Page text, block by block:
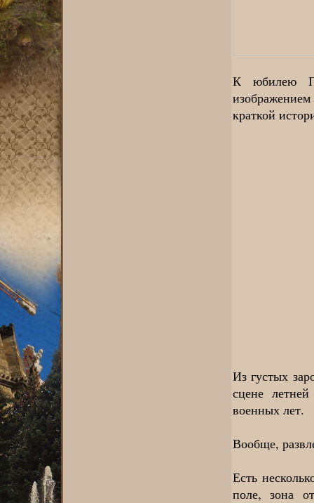
К юбилею
краткой
Из густых
сцене
военных лет.
Вообще,
Есть
поле, зона